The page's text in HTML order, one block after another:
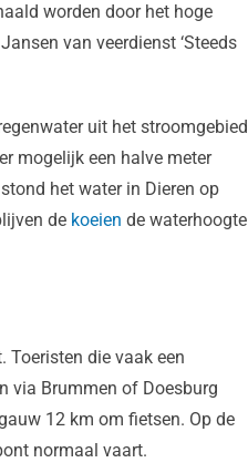
worden door het hoge
van veerdienst ‘Steeds
uit het stroomgebied
mogelijk een halve meter
het water in Dieren op
de koeien de waterhoogte
Toeristen die vaak een
via Brummen of Doesburg
12 km om fietsen. Op de
normaal vaart.